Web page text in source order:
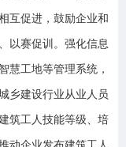
互促进，鼓励企业和
以赛促训。强化信息
慧工地等管理系统，
乡建设行业从业人员
筑工人技能等级、培